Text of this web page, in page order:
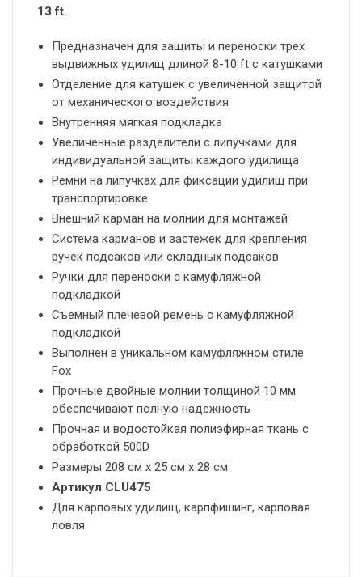
13 ft.
Предназначен для защиты и переноски трех
выдвижных удилищ длиной 8-10 ft с катушками
Отделение для катушек с увеличенной защитой
от механического воздействия
Внутренняя мягкая подкладка
Увеличенные разделители с липучками для
индивидуальной защиты каждого удилища
Ремни на липучках для фиксации удилищ при
транспортировке
Внешний карман на молнии для монтажей
Система карманов и застежек для крепления
ручек подсаков или складных подсаков
Ручки для переноски с камуфляжной
подкладкой
Съемный плечевой ремень с камуфляжной
подкладкой
Выполнен в уникальном камуфляжном стиле
Fox
Прочные двойные молнии толщиной 10 мм
обеспечивают полную надежность
Прочная и водостойкая полиэфирная ткань с
обработкой 500D
Размеры 208 см х 25 см х 28 см
Артикул CLU475
Для карповых удилищ, карпфишинг, карповая
ловля